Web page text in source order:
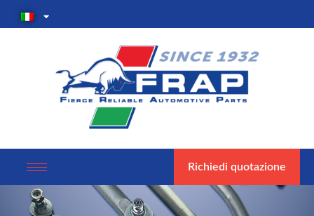
Richiedi quotazione